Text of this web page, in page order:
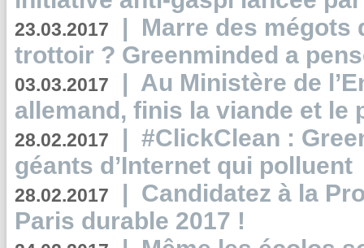
23.03.2017 | Marre des mégots
trottoir ? Greenminded a
03.03.2017 | Au Ministère de
allemand, finis la viande et le
28.02.2017 | #ClickClean :
géants d’Internet qui polluent
28.02.2017 | Candidatez à la
Paris durable 2017 !